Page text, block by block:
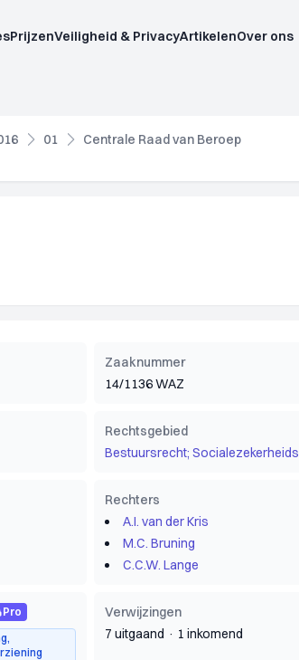
PrijzenVeiligheid & PrivacyArtikelenOver ons
01
Centrale Raad van Beroep
Zaaknummer
14/1136 WAZ
Rechtsgebied
Bestuursrecht;
Rechters
A.I. van der Kris
M.C. Bruning
C.C.W. Lange
Pro
Verwijzingen
7 uitgaand · 1 inkomend